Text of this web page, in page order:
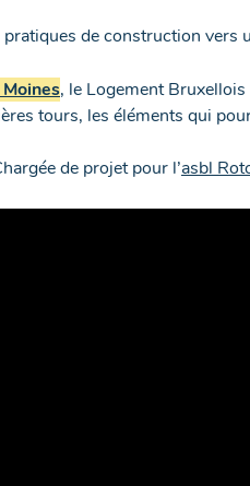
de construction vers
, le Logement Bruxellois
tours, les éléments qui
de projet pour l’asbl